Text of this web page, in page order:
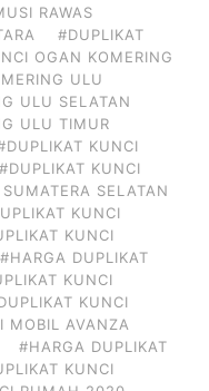
RAWAS
#DUPLIKAT
OGAN KOMERING
ULU
ULU SELATAN
ULU TIMUR
KUNCI
#DUPLIKAT KUNCI
SELATAN
KUNCI
KUNCI
#HARGA DUPLIKAT
KUNCI
KUNCI
MOBIL AVANZA
#HARGA DUPLIKAT
KUNCI